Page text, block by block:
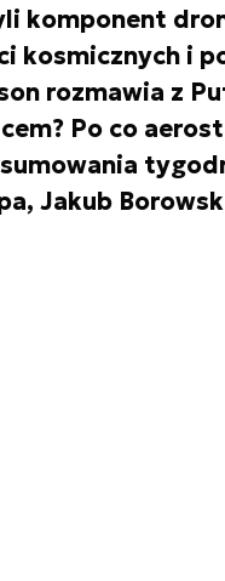
komponent
kosmicznych i
rozmawia z
Po co
Jakub